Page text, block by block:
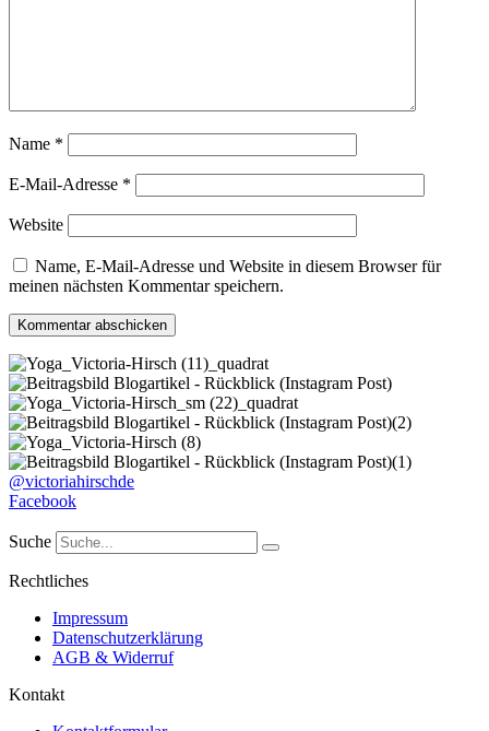
Name *
E-Mail-Adresse *
Website
Name, E-Mail-Adresse und Website in diesem Browser für
meinen nächsten Kommentar speichern.
@victoriahirschde
Facebook
Suche
Rechtliches
Impressum
Datenschutzerklärung
AGB & Widerruf
Kontakt